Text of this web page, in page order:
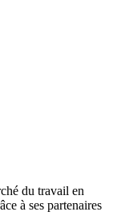
du travail en
à ses partenaires